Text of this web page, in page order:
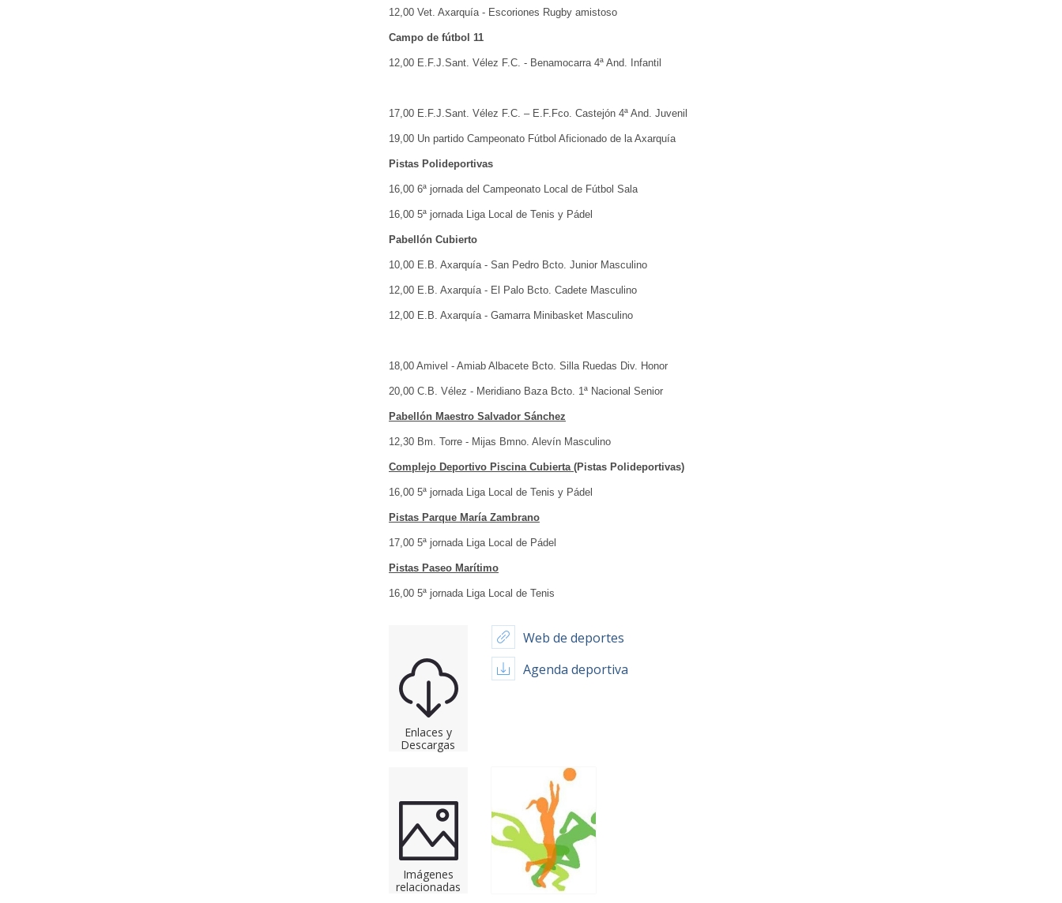
12,00 Vet. Axarquía - Escoriones Rugby amistoso
Campo de fútbol 11
12,00 E.F.J.Sant. Vélez F.C. - Benamocarra 4ª And. Infantil
17,00 E.F.J.Sant. Vélez F.C. – E.F.Fco. Castejón 4ª And. Juvenil
19,00 Un partido Campeonato Fútbol Aficionado de la Axarquía
Pistas Polideportivas
16,00 6ª jornada del Campeonato Local de Fútbol Sala
16,00 5ª jornada Liga Local de Tenis y Pádel
Pabellón Cubierto
10,00 E.B. Axarquía - San Pedro Bcto. Junior Masculino
12,00 E.B. Axarquía - El Palo Bcto. Cadete Masculino
12,00 E.B. Axarquía - Gamarra Minibasket Masculino
18,00 Amivel - Amiab Albacete Bcto. Silla Ruedas Div. Honor
20,00 C.B. Vélez - Meridiano Baza Bcto. 1ª Nacional Senior
Pabellón Maestro Salvador Sánchez
12,30 Bm. Torre - Mijas Bmno. Alevín Masculino
Complejo Deportivo Piscina Cubierta (Pistas Polideportivas)
16,00 5ª jornada Liga Local de Tenis y Pádel
Pistas Parque María Zambrano
17,00 5ª jornada Liga Local de Pádel
Pistas Paseo Marítimo
16,00 5ª jornada Liga Local de Tenis
Enlaces y
Descargas
Web de deportes
Agenda deportiva
Imágenes
relacionadas